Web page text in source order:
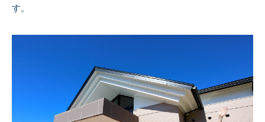
す。